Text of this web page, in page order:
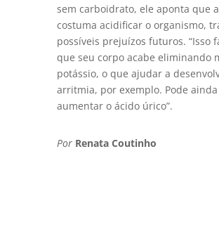
sem carboidrato, ele aponta que
costuma acidificar o organismo,
possíveis prejuízos futuros. “Isso
que seu corpo acabe eliminando
potássio, o que ajudar a
arritmia, por exemplo. Pode ainda
aumentar o ácido úrico”.
Por Renata Coutinho